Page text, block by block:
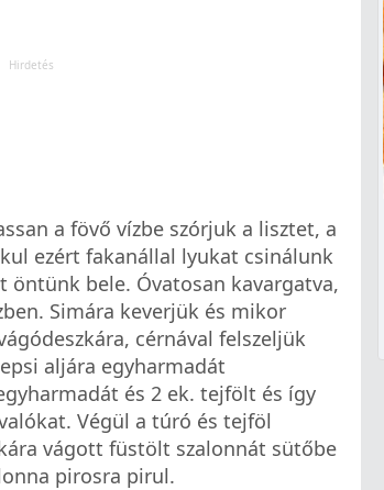
a fövő vízbe szórjuk a lisztet, a
ezért fakanállal lyukat csinálunk
öntünk bele. Óvatosan kavargatva,
Simára keverjük és mikor
cérnával felszeljük
aljára egyharmadát
és 2 ek. tejfölt és így
Végül a túró és tejföl
vágott füstölt szalonnát sütőbe
pirosra pirul.